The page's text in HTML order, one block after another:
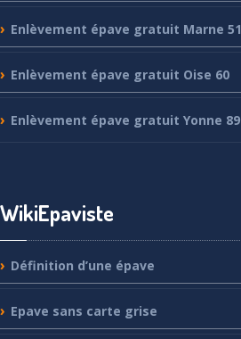
Enlèvement épave gratuit Marne 51
Enlèvement épave gratuit Oise 60
Enlèvement épave gratuit Yonne 89
WikiEpaviste
Définition d’une épave
Epave sans carte grise